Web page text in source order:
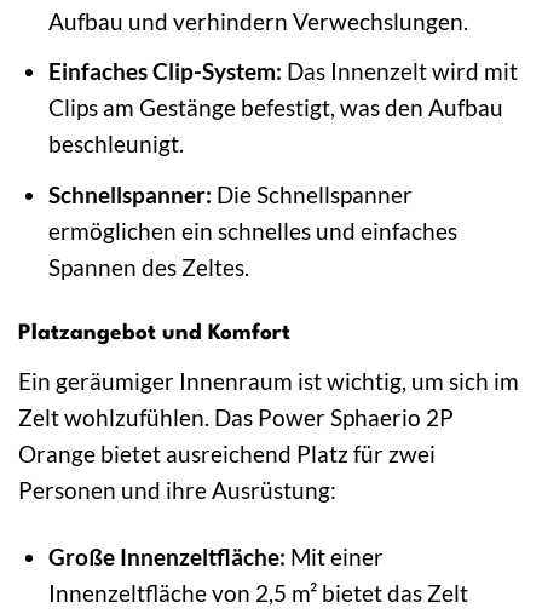
Aufbau und verhindern Verwechslungen.
Einfaches Clip-System: Das Innenzelt wird mit
Clips am Gestänge befestigt, was den Aufbau
beschleunigt.
Schnellspanner: Die Schnellspanner
ermöglichen ein schnelles und einfaches
Spannen des Zeltes.
Platzangebot und Komfort
Ein geräumiger Innenraum ist wichtig, um sich im
Zelt wohlzufühlen. Das Power Sphaerio 2P
Orange bietet ausreichend Platz für zwei
Personen und ihre Ausrüstung:
Große Innenzeltfläche: Mit einer
Innenzeltfläche von 2,5 m² bietet das Zelt